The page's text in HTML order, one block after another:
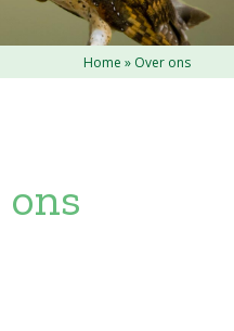
Home » Over ons
ons